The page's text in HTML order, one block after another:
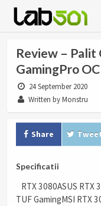
Review – Palit
GamingPro OC
24 September 2020
Written by Monstru
Share
Specificatii
RTX 3080ASUS RTX
TUF GamingMSI RTX